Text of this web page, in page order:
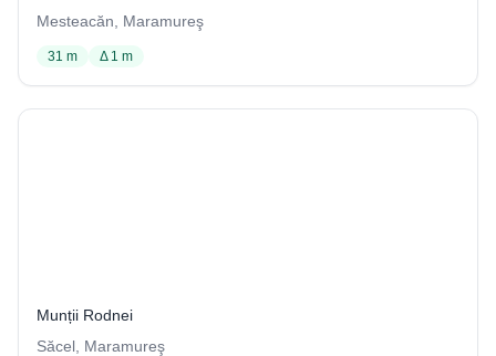
Mesteacăn, Maramureş
31 m Δ 1 m
Munții Rodnei
Săcel, Maramureş